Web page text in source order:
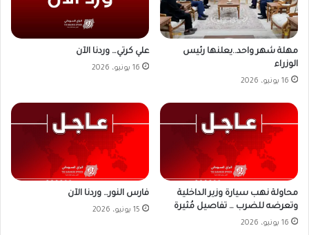
مهلة شهر واحد..يعلنها رئيس
الوزراء
16 يونيو، 2026
علي كرتي… وردنا الآن
16 يونيو، 2026
محاولة نهب سيارة وزير الداخلية
وتعرضه للضرب … تفاصيل مُثيرة
16 يونيو، 2026
فارس النور… وردنا الآن
15 يونيو، 2026